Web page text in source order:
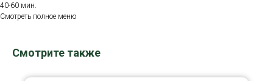
40-60 мин.
Смотреть полное меню
Смотрите также